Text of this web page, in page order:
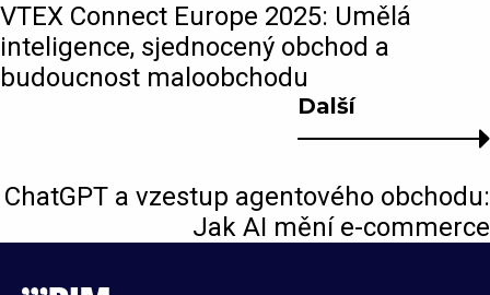
Další
ChatGPT a vzestup agentového obchodu:
Jak AI mění e-commerce
VTEX Connect Europe 2025: Umělá
inteligence, sjednocený obchod a
budoucnost maloobchodu